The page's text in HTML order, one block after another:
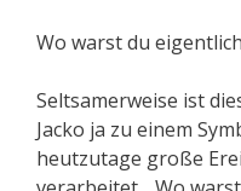
Wo warst du
Seltsamerweise ist
Jacko ja zu einem
heutzutage große